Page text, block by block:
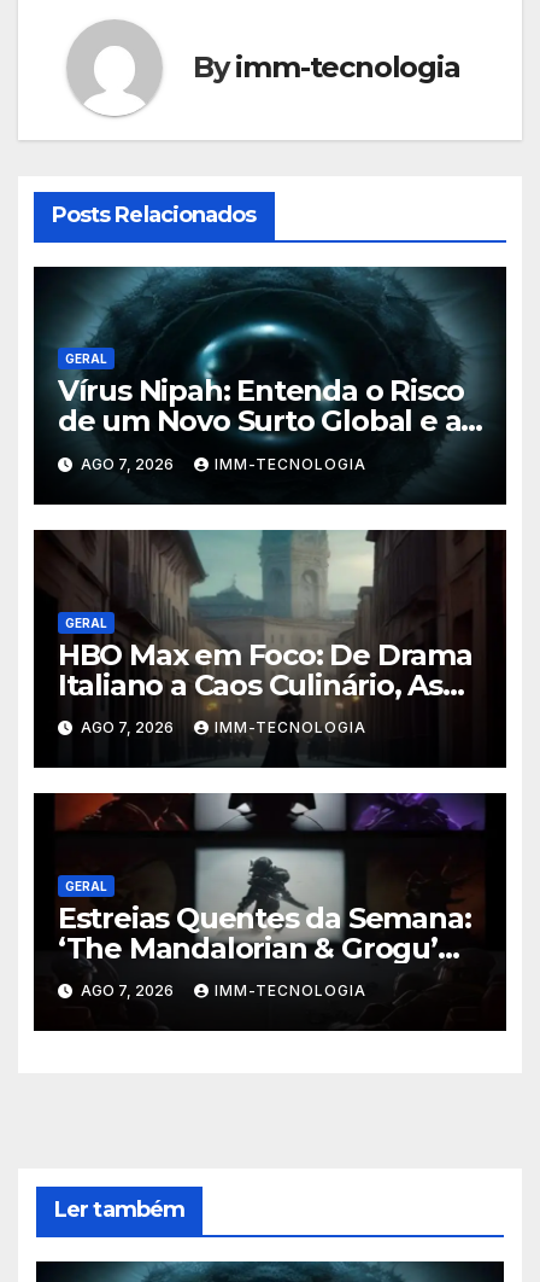
Byimm-tecnologia
Posts Relacionados
GERAL
Vírus Nipah: Entenda o Risco
de um Novo Surto Global e a
Preocupação dos
Especialistas
AGO 7, 2026 IMM-TECNOLOGIA
GERAL
HBO Max em Foco: De Drama
Italiano a Caos Culinário, As
Novidades Imperdíveis da
Semana (16 a 22 de Fevereiro)
AGO 7, 2026 IMM-TECNOLOGIA
GERAL
Estreias Quentes da Semana:
‘The Mandalorian & Grogu’
Anunciado e Outros
Lançamentos Imperdíveis!
AGO 7, 2026 IMM-TECNOLOGIA
Ler também